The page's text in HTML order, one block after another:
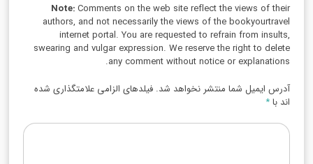
Note:Comments on the web site reflect the views of their
authors, and not necessarily the views of the bookyourtravel
internet portal. You are requested to refrain from insults,
swearing and vulgar expression. We reserve the right to delete
any comment without notice or explanations.
آدرس ایمیل شما منتشر نخواهد شد. فیلدهای الزامی علامتگذاری شده
اند با*